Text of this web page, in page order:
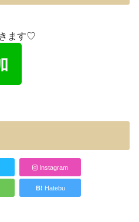
ます♡
Instagram
B! Hatebu